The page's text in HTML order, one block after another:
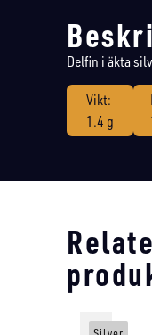
Delfin i äkta
Vikt:
1.4 g